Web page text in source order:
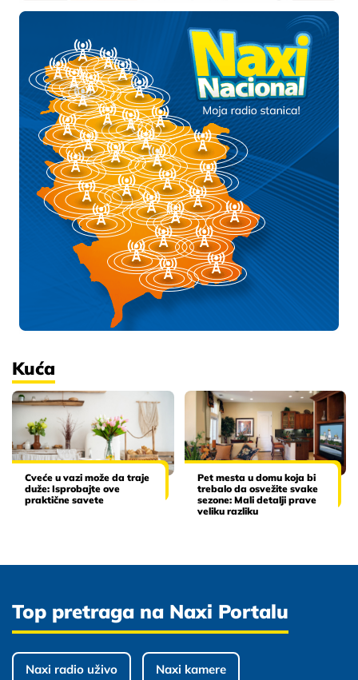
Kuća
Cveće u vazi može da traje
duže: Isprobajte ove
praktične savete
Pet mesta u domu koja bi
trebalo da osvežite svake
sezone: Mali detalji prave
veliku razliku
Top pretraga na Naxi Portalu
Naxi radio uživo Naxi kamere